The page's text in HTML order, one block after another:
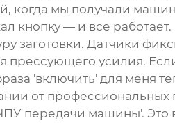
когда мы получали
кнопку — и все
заготовки. Датчики
прессующего усилия.
'включить' для меня
от профессиональных
передачи машины'. Это